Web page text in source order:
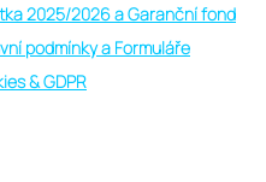
"other
2025/2026 a Garanční fond
podmínky a Formuláře
& GDPR